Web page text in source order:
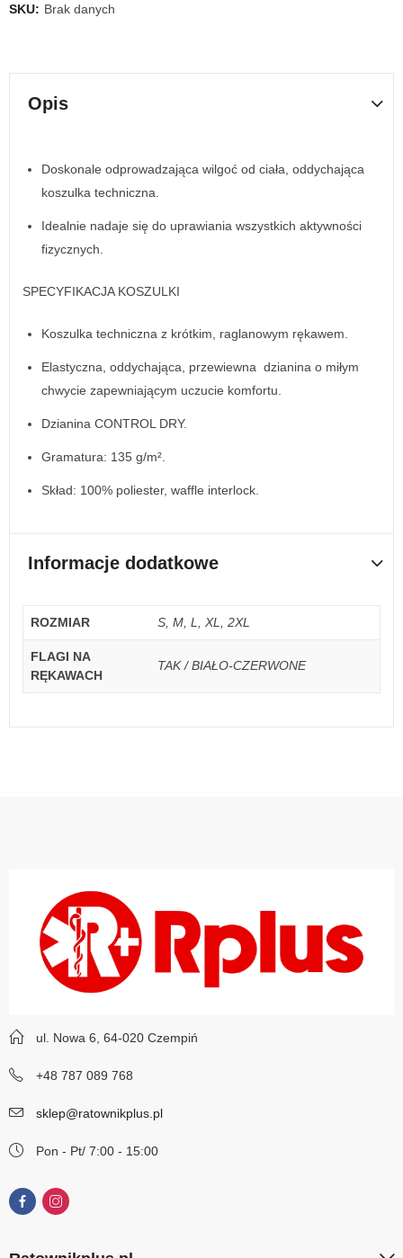
SKU: Brak danych
Opis
Doskonale odprowadzająca wilgoć od ciała, oddychająca
koszulka techniczna.
Idealnie nadaje się do uprawiania wszystkich aktywności
fizycznych.
SPECYFIKACJA KOSZULKI
Koszulka techniczna z krótkim, raglanowym rękawem.
Elastyczna, oddychająca, przewiewna dzianina o miłym
chwycie zapewniającym uczucie komfortu.
Dzianina CONTROL DRY.
Gramatura: 135 g/m².
Skład: 100% poliester, waffle interlock.
Informacje dodatkowe
ROZMIAR S, M, L, XL, 2XL
FLAGI NA
RĘKAWACH
TAK / BIAŁO-CZERWONE
ul. Nowa 6, 64-020 Czempiń
+48 787 089 768
sklep@ratownikplus.pl
Pon - Pt/ 7:00 - 15:00